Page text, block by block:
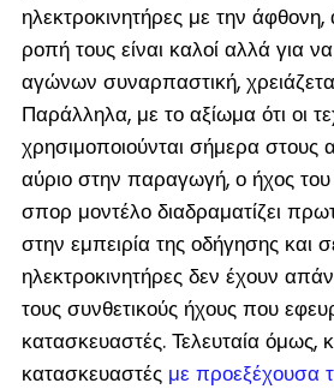
ηλεκτροκινητήρες με την άφθονη,
ροπή τους είναι καλοί αλλά για
αγώνων συναρπαστική,
Παράλληλα, με το αξίωμα ότι οι
χρησιμοποιούνται σήμερα στους
αύριο στην παραγωγή, ο ήχος
σπορ μοντέλο διαδραματίζει
στην εμπειρία της οδήγησης και
ηλεκτροκινητήρες δεν έχουν
τους συνθετικούς ήχους που
κατασκευαστές. Τελευταία όμως,
κατασκευαστές με προεξέχουσα